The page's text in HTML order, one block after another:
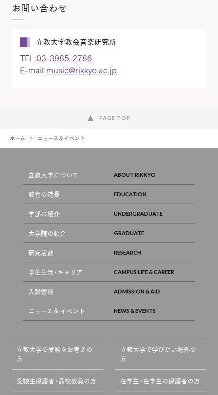
お問い合わせ
立教大学教会音楽研究所
TEL:03-3985-2786
E-mail:music@rikkyo.ac.jp
PAGE TOP
ホーム ニュース＆イベント
立教大学について
教育の特長
学部の紹介
大学院の紹介
研究活動
学生生活・キャリア
入試情報
ニュース & イベント
立教大学の受験をお考えの
方
立教大学で学びたい海外の
方
受験生保護者・高校教員の方 在学生・在学生の保護者の方